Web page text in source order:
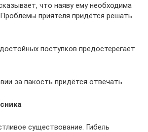
что наяву ему необходима
приятеля придётся решать
поступков предостерегает
за пакость придётся отвечать.
существование. Гибель